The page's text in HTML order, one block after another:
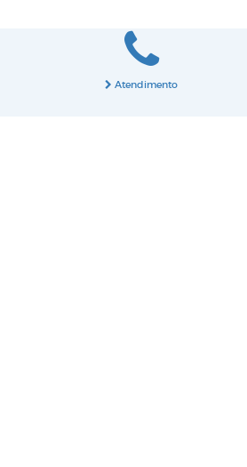
Atendimento